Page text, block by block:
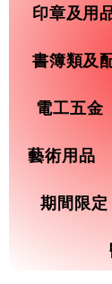
印章及用
書簿類及
電工五金
藝術用品
期間限定